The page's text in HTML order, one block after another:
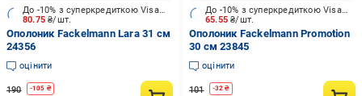
80.75₴/шт.
До -10% з суперкредиткою Visa Вигода
Ополоник Fackelmann Lara 31 см
24356
оцінити
190 -105 ₴
65.55₴/шт.
До -10% з суперкредиткою Visa Вигода
Ополоник Fackelmann Promotion
30 см 23845
оцінити
101 -32 ₴